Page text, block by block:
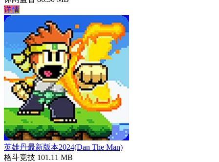
详情
英雄丹最新版本2024(Dan The Man)
格斗竞技 101.11 MB